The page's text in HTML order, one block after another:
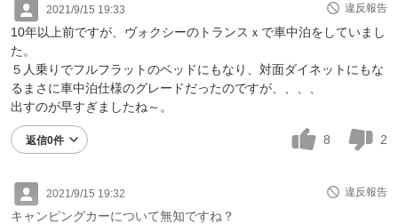
2021/9/15 19:33 違反報告
10年以上前ですが、ヴォクシーのトランスｘで車中泊をしていまし
た。
５人乗りでフルフラットのベッドにもなり、対面ダイネットにもな
るまさに車中泊仕様のグレードだったのですが、、、、
出すのが早すぎましたね～。
返信0件 8 2
2021/9/15 19:32 違反報告
キャンピングカーについて無知ですね？